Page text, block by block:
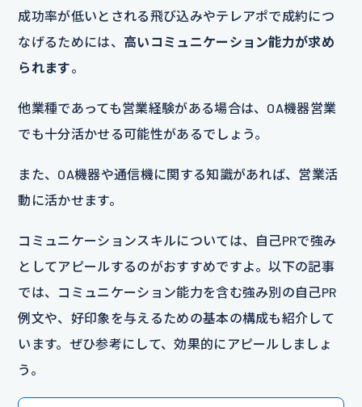
成功率が低いとされる飛び込みやテレアポで成約につ
なげるためには、 高いコミュニケーション能力が求め
られます。
他業種であっても営業経験がある場合は、OA機器営業
でも十分活かせる可能性があるでしょう。
また、OA機器や通信機に関する知識があれば、営業活
動に活かせます。
コミュニケーションスキルについては、自己PRで強み
としてアピールするのがおすすめですよ。以下の記事
では、コミュニケーション能力を含む強み別の自己PR
例文や、好印象を与えるための基本の構成も紹介して
います。ぜひ参考にして、効果的にアピールしましょ
う。